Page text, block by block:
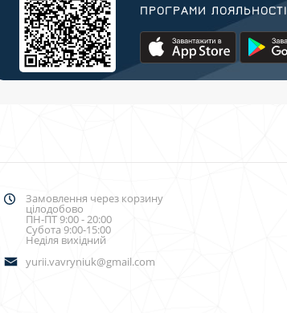
ПРОГРАМИ ЛОЯЛЬНОСТІ
Замовлення через корзину
цілодобово
ПН-ПТ 9:00 - 20:00
Субота 9:00-15:00
Неділя вихідний
yurii.vavryniuk@gmail.com